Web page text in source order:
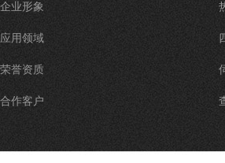
企业形象
应用领域
荣誉资质
合作客户